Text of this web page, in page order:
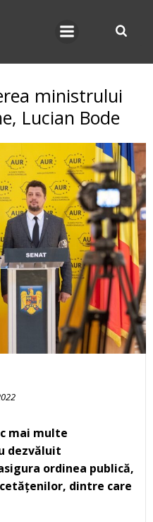
ministrului
Lucian Bode
mai multe
dezvăluit
ordinea publică,
dintre care